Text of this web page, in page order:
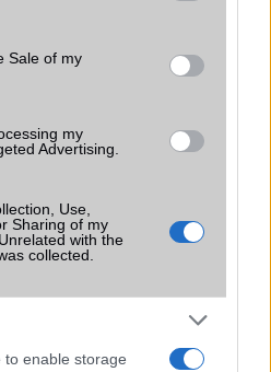
and its third-party tags to
purposes in below Google
Sale of my
my
Advertising.
Use,
Sharing of my
with the
collected.
to enable storage